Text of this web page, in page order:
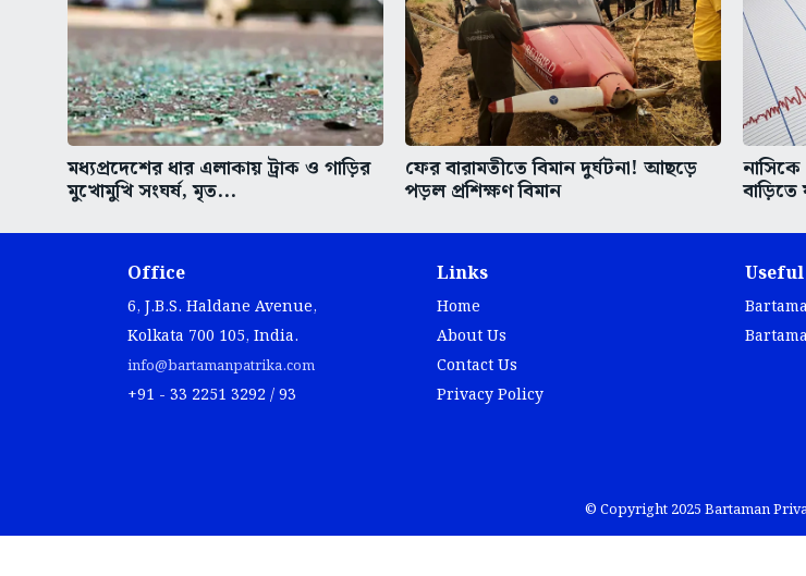
মধ্যপ্রদেশের ধার এলাকায় ট্রাক ও গাড়ির
মুখোমুখি সংঘর্ষ, মৃত...
ফের বারামতীতে বিমান দুর্ঘটনা! আছড়ে
পড়ল প্রশিক্ষণ বিমান
Office
6, J.B.S. Haldane Avenue,
Kolkata 700 105, India.
info@bartamanpatrika.com
+91 - 33 2251 3292 / 93
Links
Home
About Us
Contact Us
Privacy Policy
© Copyright 2025 Bartaman